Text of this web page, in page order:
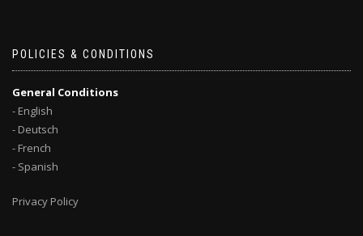
POLICIES & CONDITIONS
General Conditions
- English
- Deutsch
- French
- Spanish
Privacy Policy